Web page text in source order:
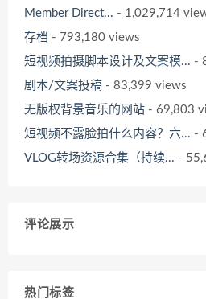
Member Direct... - 1,029,714
存档 - 793,180 views
短视频拍摄脚本设计及文案模... -
剧本/文案投稿 - 83,399 views
无版权背景音乐的网站 - 69,803
短视频不露脸拍什么内容？六... -
VLOG转场资源合集（持续... -
评论展示
热门标签